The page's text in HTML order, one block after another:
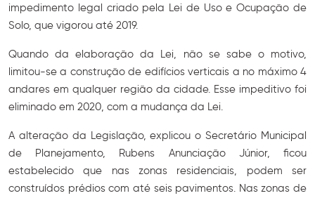
impedimento legal criado pela Lei de Uso e Ocupação de
Solo, que vigorou até 2019.
Quando da elaboração da Lei, não se sabe o motivo,
limitou-se a construção de edifícios verticais a no máximo 4
andares em qualquer região da cidade. Esse impeditivo foi
eliminado em 2020, com a mudança da Lei.
A alteração da Legislação, explicou o Secretário Municipal
de Planejamento, Rubens Anunciação Júnior, ficou
estabelecido que nas zonas residenciais, podem ser
construídos prédios com até seis pavimentos. Nas zonas de